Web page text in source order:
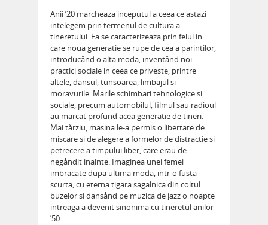
Anii ’20 marcheaza inceputul a ceea ce astazi
intelegem prin termenul de cultura a
tineretului. Ea se caracterizeaza prin felul in
care noua generatie se rupe de cea a parintilor,
introducånd o alta moda, inventånd noi
practici sociale in ceea ce priveste, printre
altele, dansul, tunsoarea, limbajul si
moravurile. Marile schimbari tehnologice si
sociale, precum automobilul, filmul sau radioul
au marcat profund acea generatie de tineri.
Mai tårziu, masina le-a permis o libertate de
miscare si de alegere a formelor de distractie si
petrecere a timpului liber, care erau de
negåndit inainte. Imaginea unei femei
imbracate dupa ultima moda, intr-o fusta
scurta, cu eterna tigara sagalnica din coltul
buzelor si dansånd pe muzica de jazz o noapte
intreaga a devenit sinonima cu tineretul anilor
’50.